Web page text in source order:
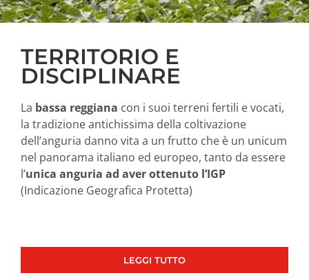
TERRITORIO E
DISCIPLINARE
La bassa reggiana con i suoi terreni fertili e vocati,
la tradizione antichissima della coltivazione
dell’anguria danno vita a un frutto che è un unicum
nel panorama italiano ed europeo, tanto da essere
l’unica anguria ad aver ottenuto l’IGP
(Indicazione Geografica Protetta)
LEGGI TUTTO